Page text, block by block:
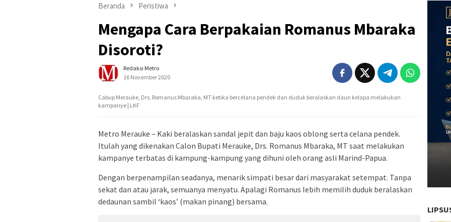
Beranda Peristiwa
Mengapa Cara Berpakaian Romanus Mbaraka
Disoroti?
Redaksi Metro
16 November 2020
Cabup Merauke, Drs. Romanus Mbaraka, MT ketika bercelana pendek dan duduk beralaskan daun kelapa melakukan
kampanye | LKF
Metro Merauke – Kaki beralaskan sandal jepit dan baju kaos oblong serta celana pendek.
Itulah yang dikenakan Calon Bupati Merauke, Drs. Romanus Mbaraka, MT saat melakukan
kampanye terbatas di kampung-kampung yang dihuni oleh orang asli Marind-Papua.
Dengan berpenampilan seadanya, menarik simpati besar dari masyarakat setempat. Tanpa
sekat dan atau jarak, semuanya menyatu. Apalagi Romanus lebih memilih duduk beralaskan
dedaunan sambil ‘kaos’ (makan pinang) bersama.